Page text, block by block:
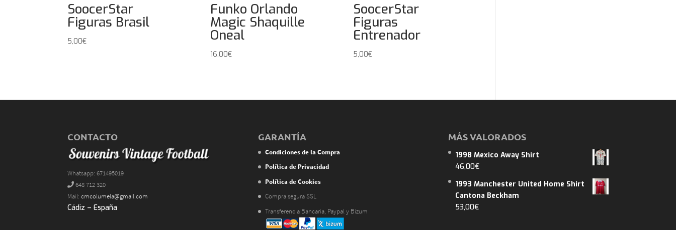
SoocerStar
Figuras Brasil
5,00€
Funko Orlando
Magic Shaquille
Oneal
16,00€
SoocerStar
Figuras
Entrenador
5,00€
CONTACTO
Whatsapp: 671495019
648 712 320
Mail:cmcolumela@gmail.com
Cádiz – España
GARANTÍA
Condiciones de la Compra
Política de Privacidad
Política de Cookies
Compra segura SSL
Transferencia Bancaria, Paypal y Bizum
MÁS VALORADOS
1998 Mexico Away Shirt
46,00€
1993 Manchester United Home Shirt
Cantona Beckham
53,00€